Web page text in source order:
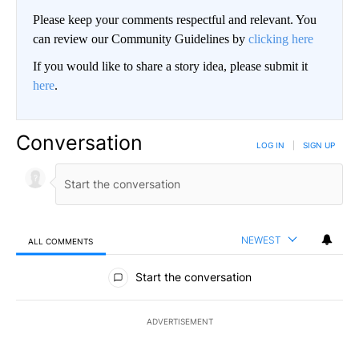
Please keep your comments respectful and relevant. You
can review our Community Guidelines by clicking here
If you would like to share a story idea, please submit it
here.
Conversation LOG IN SIGN UP
ALL COMMENTS NEWEST
All Comments
Start the conversation
ADVERTISEMENT